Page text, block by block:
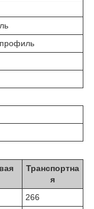
Транспортна
я
266